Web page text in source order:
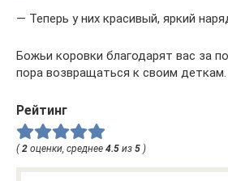
— Теперь у них красивый, яркий
Божьи коровки благодарят вас за
пора возвращаться к своим деткам.
Рейтинг
(2 оценки, среднее 4.5 из 5 )